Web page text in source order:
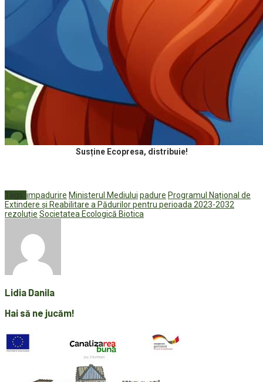
Susține Ecopresa, distribuie!
Tags: impadurire Ministerul Mediului padure Programul Național de
Extindere și Reabilitare a Pădurilor pentru perioada 2023-2032
rezoluție Societatea Ecologică Biotica
Lidia Danila
Hai să ne jucăm!